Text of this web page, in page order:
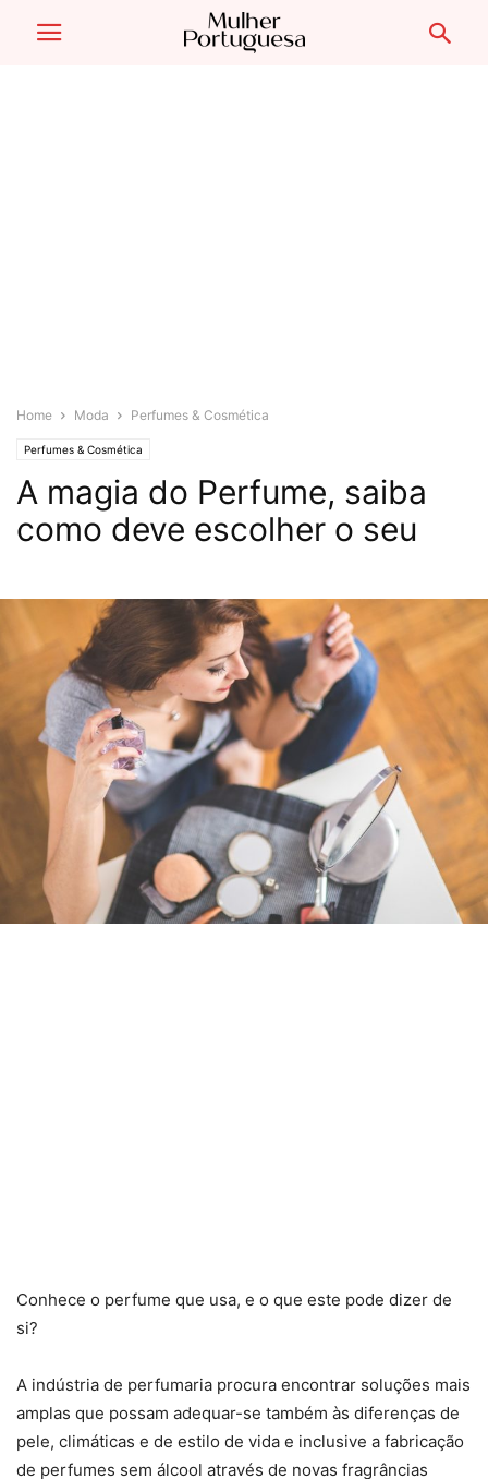
Home Moda Perfumes & Cosmética
Perfumes & Cosmética
A magia do Perfume, saiba
como deve escolher o seu
Conhece o perfume que usa, e o que este pode dizer de
si?
A indústria de perfumaria procura encontrar soluções mais
amplas que possam adequar-se também às diferenças de
pele, climáticas e de estilo de vida e inclusive a fabricação
de perfumes sem álcool através de novas fragrâncias